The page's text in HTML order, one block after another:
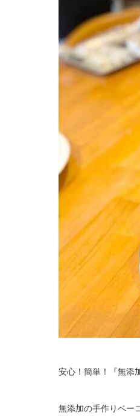
安心！簡単！『無添
無添加の手作りベー